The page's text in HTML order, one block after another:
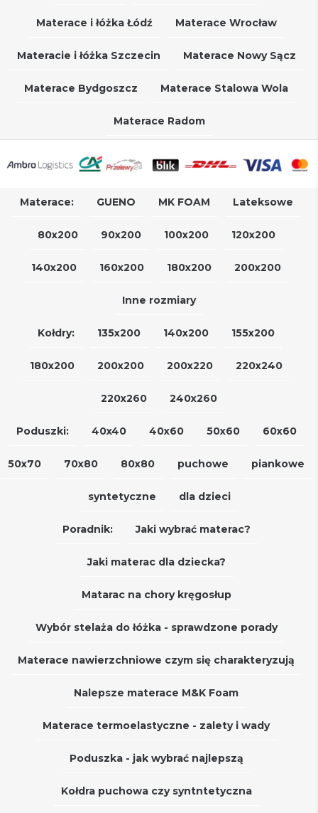
Materace i łóżka Łódź Materace Wrocław
Materacie i łóżka Szczecin Materace Nowy Sącz
Materace Bydgoszcz Materace Stalowa Wola
Materace Radom
Materace: GUENO MK FOAM Lateksowe
80x200 90x200 100x200 120x200
140x200 160x200 180x200 200x200
Inne rozmiary
Kołdry: 135x200 140x200 155x200
180x200 200x200 200x220 220x240
220x260 240x260
Poduszki: 40x40 40x60 50x60 60x60
50x70 70x80 80x80 puchowe piankowe
syntetyczne dla dzieci
Poradnik: Jaki wybrać materac?
Jaki materac dla dziecka?
Matarac na chory kręgosłup
Wybór stelaża do łóżka - sprawdzone porady
Materace nawierzchniowe czym się charakteryzują
Nalepsze materace M&K Foam
Materace termoelastyczne - zalety i wady
Poduszka - jak wybrać najlepszą
Kołdra puchowa czy syntntetyczna